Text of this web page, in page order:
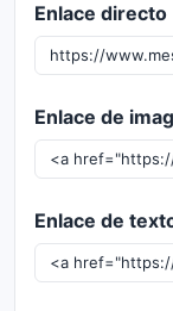
Enlace directo
Enlace de
Enlace de